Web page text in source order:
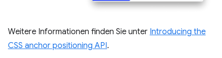
Weitere Informationen finden Sie unter Introducing the
CSS anchor positioning API.